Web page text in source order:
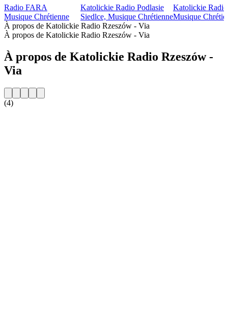
Radio FARA
Musique Chrétienne
Katolickie Radio Podlasie
Siedlce, Musique Chrétienne
Katolickie
Musique
À propos de Katolickie Radio Rzeszów - Via
À propos de Katolickie Radio Rzeszów - Via
À propos de Katolickie Radio Rzeszów -
Via
(4)